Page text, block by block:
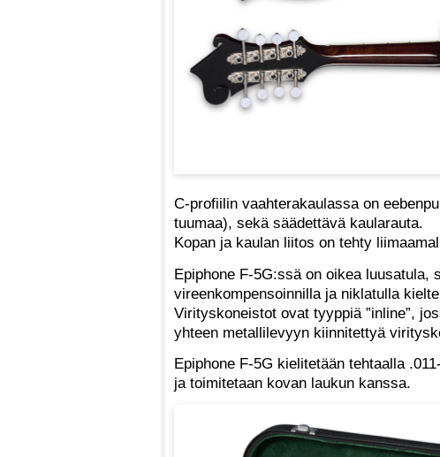
C-profiilin vaahterakaulassa on
tuumaa), sekä säädettävä kaularauta.
Kopan ja kaulan liitos on tehty
Epiphone F-5G:ssä on oikea luusatula,
vireenkompensoinnilla ja niklatulla
Virityskoneistot ovat tyyppiä ”inline”,
yhteen metallilevyyn kiinnitettyä
Epiphone F-5G kielitetään tehtaalla
ja toimitetaan kovan laukun kanssa.